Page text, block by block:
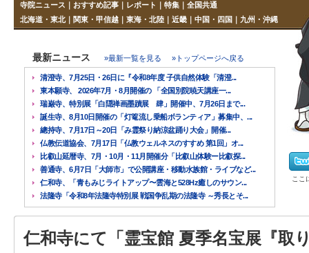
寺院ニュース ｜ おすすめ記事 ｜ レポート ｜ 特集 ｜ 全国共通
北海道・東北｜ 関東・甲信越 ｜ 東海・北陸 ｜ 近畿 ｜ 中国・四国 ｜ 九州・沖縄
最新ニュース »最新一覧を見る »トップページへ戻る
清澄寺、7月25日・26日に『令和8年度 子供自然体験「清澄...
東本願寺、 2026年7月・8月開催の 「全国別院暁天講座一...
瑞巌寺、特別展「白隠禅画墨蹟展 肆」開催中、7月26日まで...
誕生寺、8月10日開催の「灯篭流し乗船ボランティア」募集中、...
總持寺、7月17日～20日「み霊祭り納涼盆踊り大会」開催...
仏教伝道協会、7月17日「仏教ウェルネスのすすめ 第1回」オ...
比叡山延暦寺、7月・10月・11月開催分「比叡山体験ー比叡探...
善通寺、6月7日「大師市」で公開講座・移動水族館・ライブなど...
仁和寺、「青もみじライトアップ〜雲海と528Hz癒しのサウン...
法隆寺「令和8年法隆寺特別展 戦国争乱期の法隆寺 ～秀長とそ...
ここ
仁和寺にて「霊宝館 夏季名宝展『取